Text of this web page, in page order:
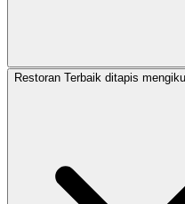
Restoran Terbaik ditapis